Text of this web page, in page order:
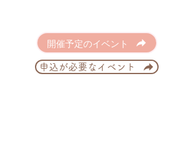
開催予定のイベント
申込が必要なイベント